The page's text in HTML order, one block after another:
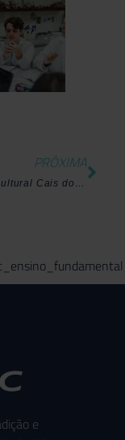
PRÓXIMA
Corredor Cultural Cais do Valongo
e